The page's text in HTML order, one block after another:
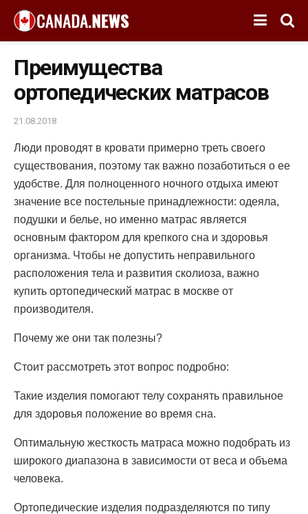
Преимущества
ортопедических матрасов
21.08.2018
Люди проводят в кровати примерно треть своего
существования, поэтому так важно позаботиться о ее
удобстве. Для полноценного ночного отдыха имеют
значение все постельные принадлежности: одеяла,
подушки и белье, но именно матрас является
основным фактором для крепкого сна и здоровья
организма. Чтобы не допустить неправильного
расположения тела и развития сколиоза, важно
купить ортопедический матрас в москве от
производителя.
Почему же они так полезны?
Стоит рассмотреть этот вопрос подробно:
Такие изделия помогают телу сохранять правильное
для здоровья положение во время сна.
Оптимальную жесткость матраса можно подобрать из
широкого диапазона в зависимости от веса и объема
человека.
Ортопедические изделия подразделяются по типу